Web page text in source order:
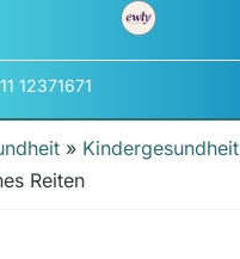
12371671
» Kindergesundheit
Reiten